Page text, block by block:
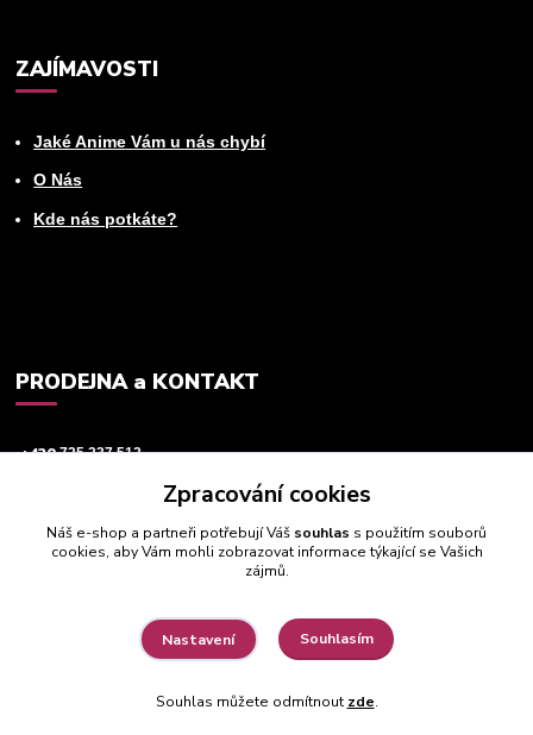
ZAJÍMAVOSTI
Jaké Anime Vám u nás chybí
O Nás
Kde nás potkáte?
PRODEJNA a KONTAKT
+420725 237 512
Vytvořeno na
Eshop-rychle.cz
Zpracování cookies
Náš e-shop a partneři potřebují Váš souhlas s použitím souborů
cookies, aby Vám mohli zobrazovat informace týkající se Vašich
zájmů.
Nastavení Souhlasím
Souhlas můžete odmítnout zde.